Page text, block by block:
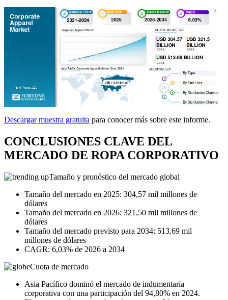
Descargar muestra gratuita para conocer más sobre este informe.
CONCLUSIONES CLAVE DEL
MERCADO DE ROPA CORPORATIVO
Tamaño y pronóstico del mercado global
Tamaño del mercado en 2025: 304,57 mil millones de
dólares
Tamaño del mercado en 2026: 321,50 mil millones de
dólares
Tamaño del mercado previsto para 2034: 513,69 mil
millones de dólares
CAGR: 6,03% de 2026 a 2034
Cuota de mercado
Asia Pacífico dominó el mercado de indumentaria
corporativa con una participación del 94,80% en 2024.